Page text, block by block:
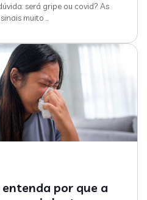
será gripe ou covid? As
muito
por que a